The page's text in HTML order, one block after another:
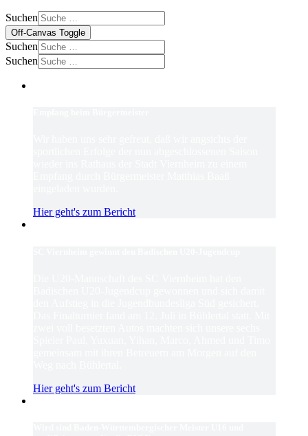
Suchen
Off-Canvas Toggle
Suchen
Suchen
Hier geht's zum Bericht
Hier geht's zum Bericht